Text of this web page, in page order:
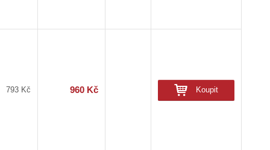
793 Kč 960 Kč Koupit